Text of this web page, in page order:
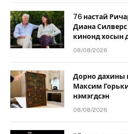
76 настай
Диана Силверс
кинонд хосын
08/08/2026
Дорно дахины
Максим
нэмэгдсэн
08/08/2026